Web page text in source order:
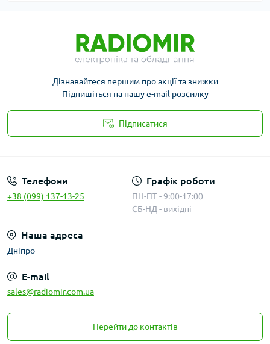
Дізнавайтеся першим про акції та знижки
Підпишіться на нашу e-mail розсилку
Підписатися
Телефони
+38 (099) 137-13-25
Графік роботи
ПН-ПТ - 9:00-17:00
СБ-НД - вихідні
Наша адреса
Дніпро
E-mail
sales@radiomir.com.ua
Перейти до контактів